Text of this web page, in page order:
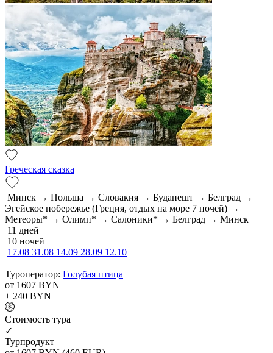
Греческая сказка
Минск → Польша → Словакия → Будапешт → Белград →
Эгейское побережье (Греция, отдых на море 7 ночей) →
Метеоры* → Олимп* → Салоники* → Белград → Минск
11 дней
10 ночей
17.08 31.08 14.09 28.09 12.10
Туроператор: Голубая птица
от 1607 BYN
+ 240 BYN
Cтоимость тура
✓
Турпродукт